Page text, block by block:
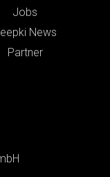
Jobs
News
Partner